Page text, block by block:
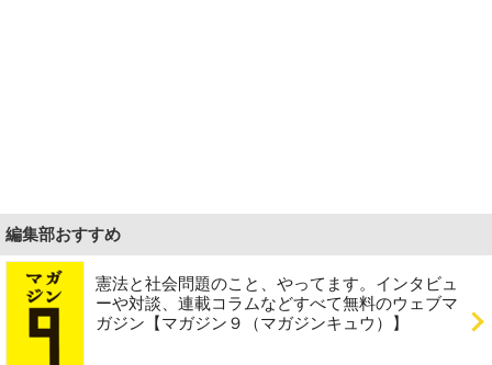
編集部おすすめ
憲法と社会問題のこと、やってます。インタビュ
ーや対談、連載コラムなどすべて無料のウェブマ
ガジン【マガジン９（マガジンキュウ）】